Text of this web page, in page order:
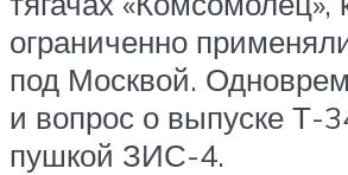
ограниченно
под Москвой.
и вопрос о выпуске Т-
пушкой ЗИС-4.